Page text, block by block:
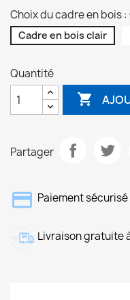
Choix du cadre en bois
Cadre en bois clair
Quantité

Partager
Paiement
Livraison gratuite